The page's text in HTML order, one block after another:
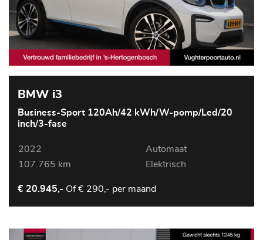
BMW i3
Business-Sport 120Ah/42 kWh/W-pomp/Led/20
inch/3-fase
2022
Automaat
107.765 km
Elektrisch
€ 20.945,- Of€ 290,- per maand